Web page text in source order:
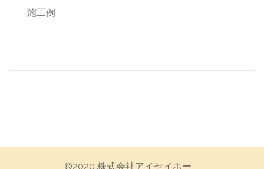
施工例
©︎2020 株式会社アイセイホー